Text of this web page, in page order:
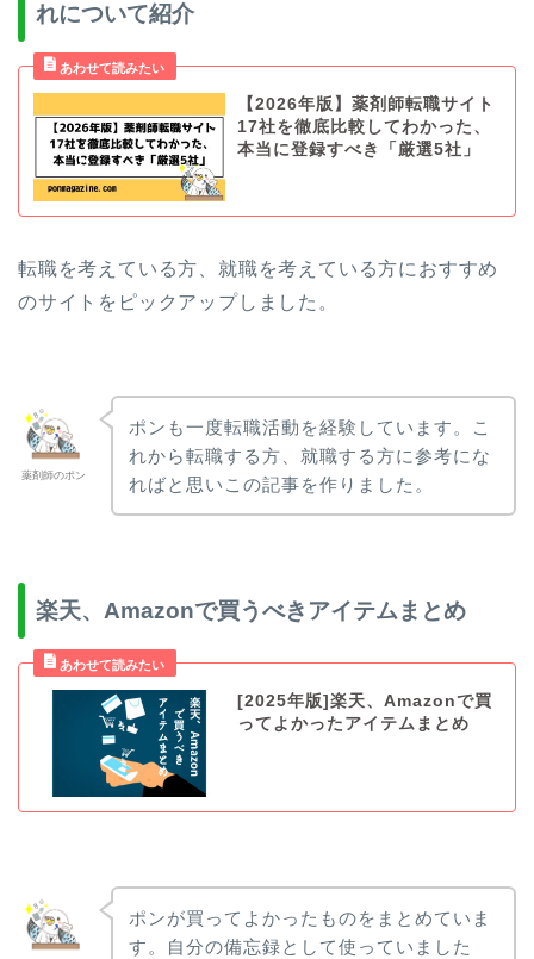
れについて紹介
【2026年版】薬剤師転職サイト
17社を徹底比較してわかった、
本当に登録すべき「厳選5社」
転職を考えている方、就職を考えている方におすすめ
のサイトをピックアップしました。
薬剤師のポン
ポンも一度転職活動を経験しています。こ
れから転職する方、就職する方に参考にな
ればと思いこの記事を作りました。
楽天、Amazonで買うべきアイテムまとめ
[2025年版]楽天、Amazonで買
ってよかったアイテムまとめ
ポンが買ってよかったものをまとめていま
す。自分の備忘録として使っていました